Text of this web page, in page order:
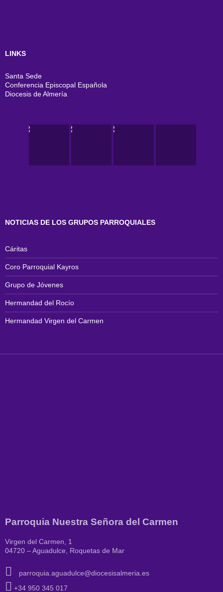
LINKS
Santa Sede
Conferencia Episcopal Española
Diocesis de Almería
NOTICIAS DE LOS GRUPOS PARROQUIALES
Cáritas
Coro Parroquial Kayros
Grupo de Jóvenes
Hermandad del Rocío
Hermandad Virgen del Carmen
Parroquia Nuestra Señora del Carmen
Virgen del Carmen, 1
04720 – Aguadulce, Roquetas de Mar
parroquia.aguadulce@diocesisalmeria.es
+34 950 345 017